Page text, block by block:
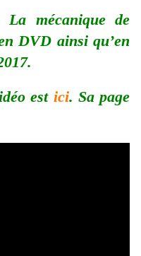
mécanique de
DVD ainsi qu’en
est ici. Sa page